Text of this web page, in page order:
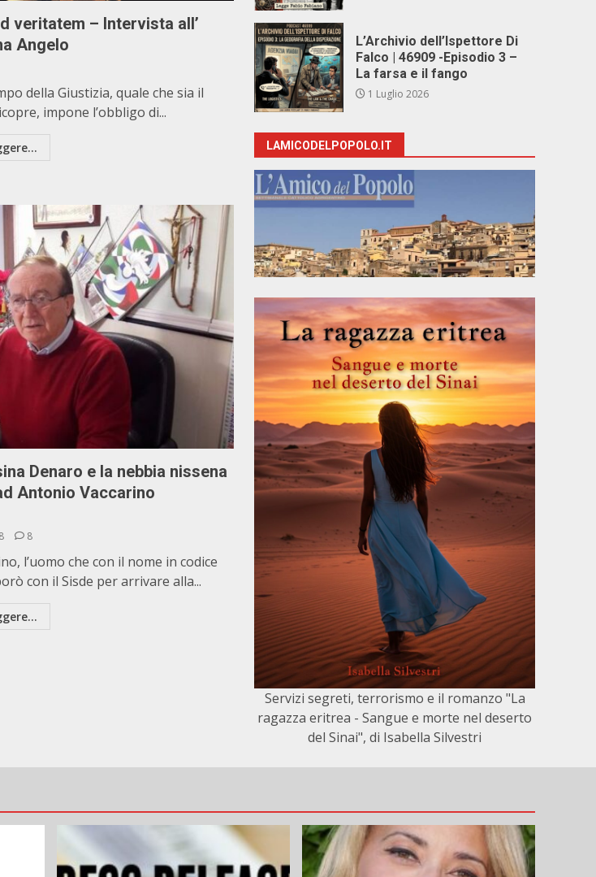
veritatem – Intervista all’
Angelo
della Giustizia, quale che sia il
impone l’obbligo di...
Denaro e la nebbia nissena
Antonio Vaccarino
8
l’uomo che con il nome in codice
con il Sisde per arrivare alla...
L’Archivio dell’Ispettore Di
Falco | 46909 -Episodio 3 –
La farsa e il fango
1 Luglio 2026
LAMICODELPOPOLO.IT
Servizi segreti, terrorismo e il romanzo "La
ragazza eritrea - Sangue e morte nel deserto
del Sinai", di Isabella Silvestri